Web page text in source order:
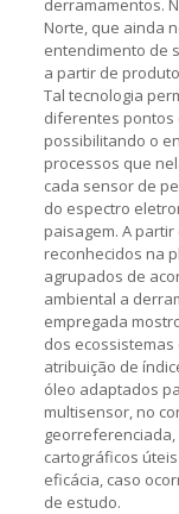
derramamentos.
Norte, que ainda
entendimento de
a partir de
Tal tecnologia
diferentes pontos
possibilitando o
processos que
cada sensor de
do espectro
paisagem. A
reconhecidos na
agrupados de
ambiental a
empregada
dos
atribuição de
óleo adaptados
multisensor, no
cartográficos
eficácia, caso
de estudo.